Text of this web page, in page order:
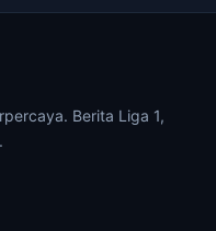
Berita Liga 1,